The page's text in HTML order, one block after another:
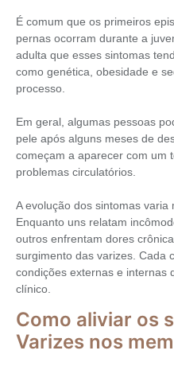
É comum que os primeiros
pernas ocorram durante a
adulta que esses sintomas
como genética, obesidade e
processo.
Em geral, algumas pessoas
pele após alguns meses de
começam a aparecer com um
problemas circulatórios.
A evolução dos sintomas varia
Enquanto uns relatam
outros enfrentam dores
surgimento das varizes. Cada
condições externas e internas
clínico.
Como aliviar os
Varizes nos